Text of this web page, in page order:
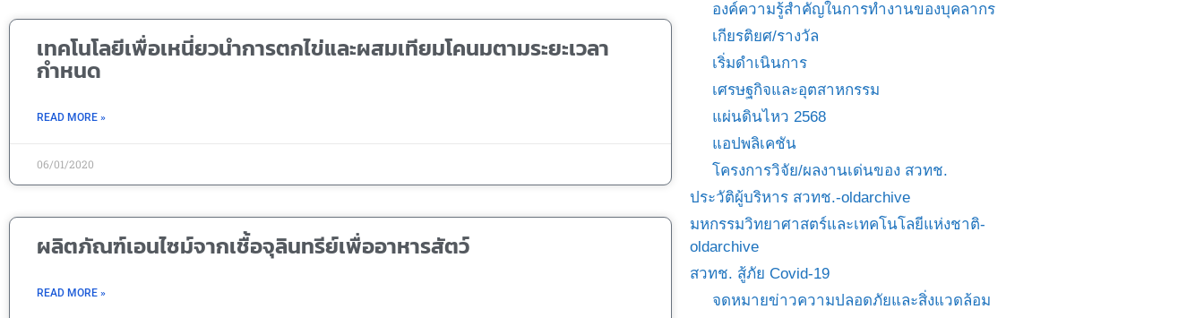
เทคโนโลยีเพื่อเหนี่ยวนำการตกไข่และผสมเทียมโคนมตามระยะเวลา
กำหนด
READ MORE »
06/01/2020
ผลิตภัณฑ์เอนไซม์จากเชื้อจุลินทรีย์เพื่ออาหารสัตว์
READ MORE »
องค์ความรู้สำคัญในการทำงานของบุคลากร
เกียรติยศ/รางวัล
เริ่มดำเนินการ
เศรษฐกิจและอุตสาหกรรม
แผ่นดินไหว 2568
แอปพลิเคชัน
โครงการวิจัย/ผลงานเด่นของ สวทช.
ประวัติผู้บริหาร สวทช.-oldarchive
มหกรรมวิทยาศาสตร์และเทคโนโลยีแห่งชาติ-
oldarchive
สวทช. สู้ภัย Covid-19
จดหมายข่าวความปลอดภัยและสิ่งแวดล้อม